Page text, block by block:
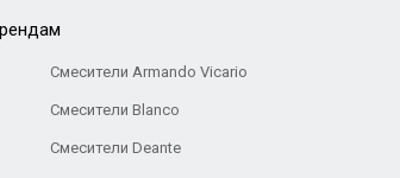
Смесители Armando Vicario
Смесители Blanco
Смесители Deante